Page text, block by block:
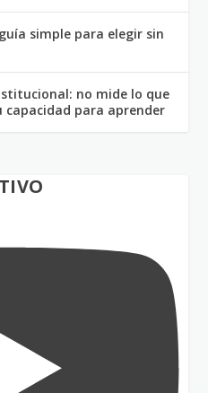
simple para elegir sin
no mide lo que
capacidad para aprender